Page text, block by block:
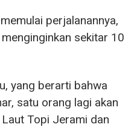
perjalanannya,
sekitar 10
yang berarti bahwa
satu orang lagi akan
Topi Jerami dan